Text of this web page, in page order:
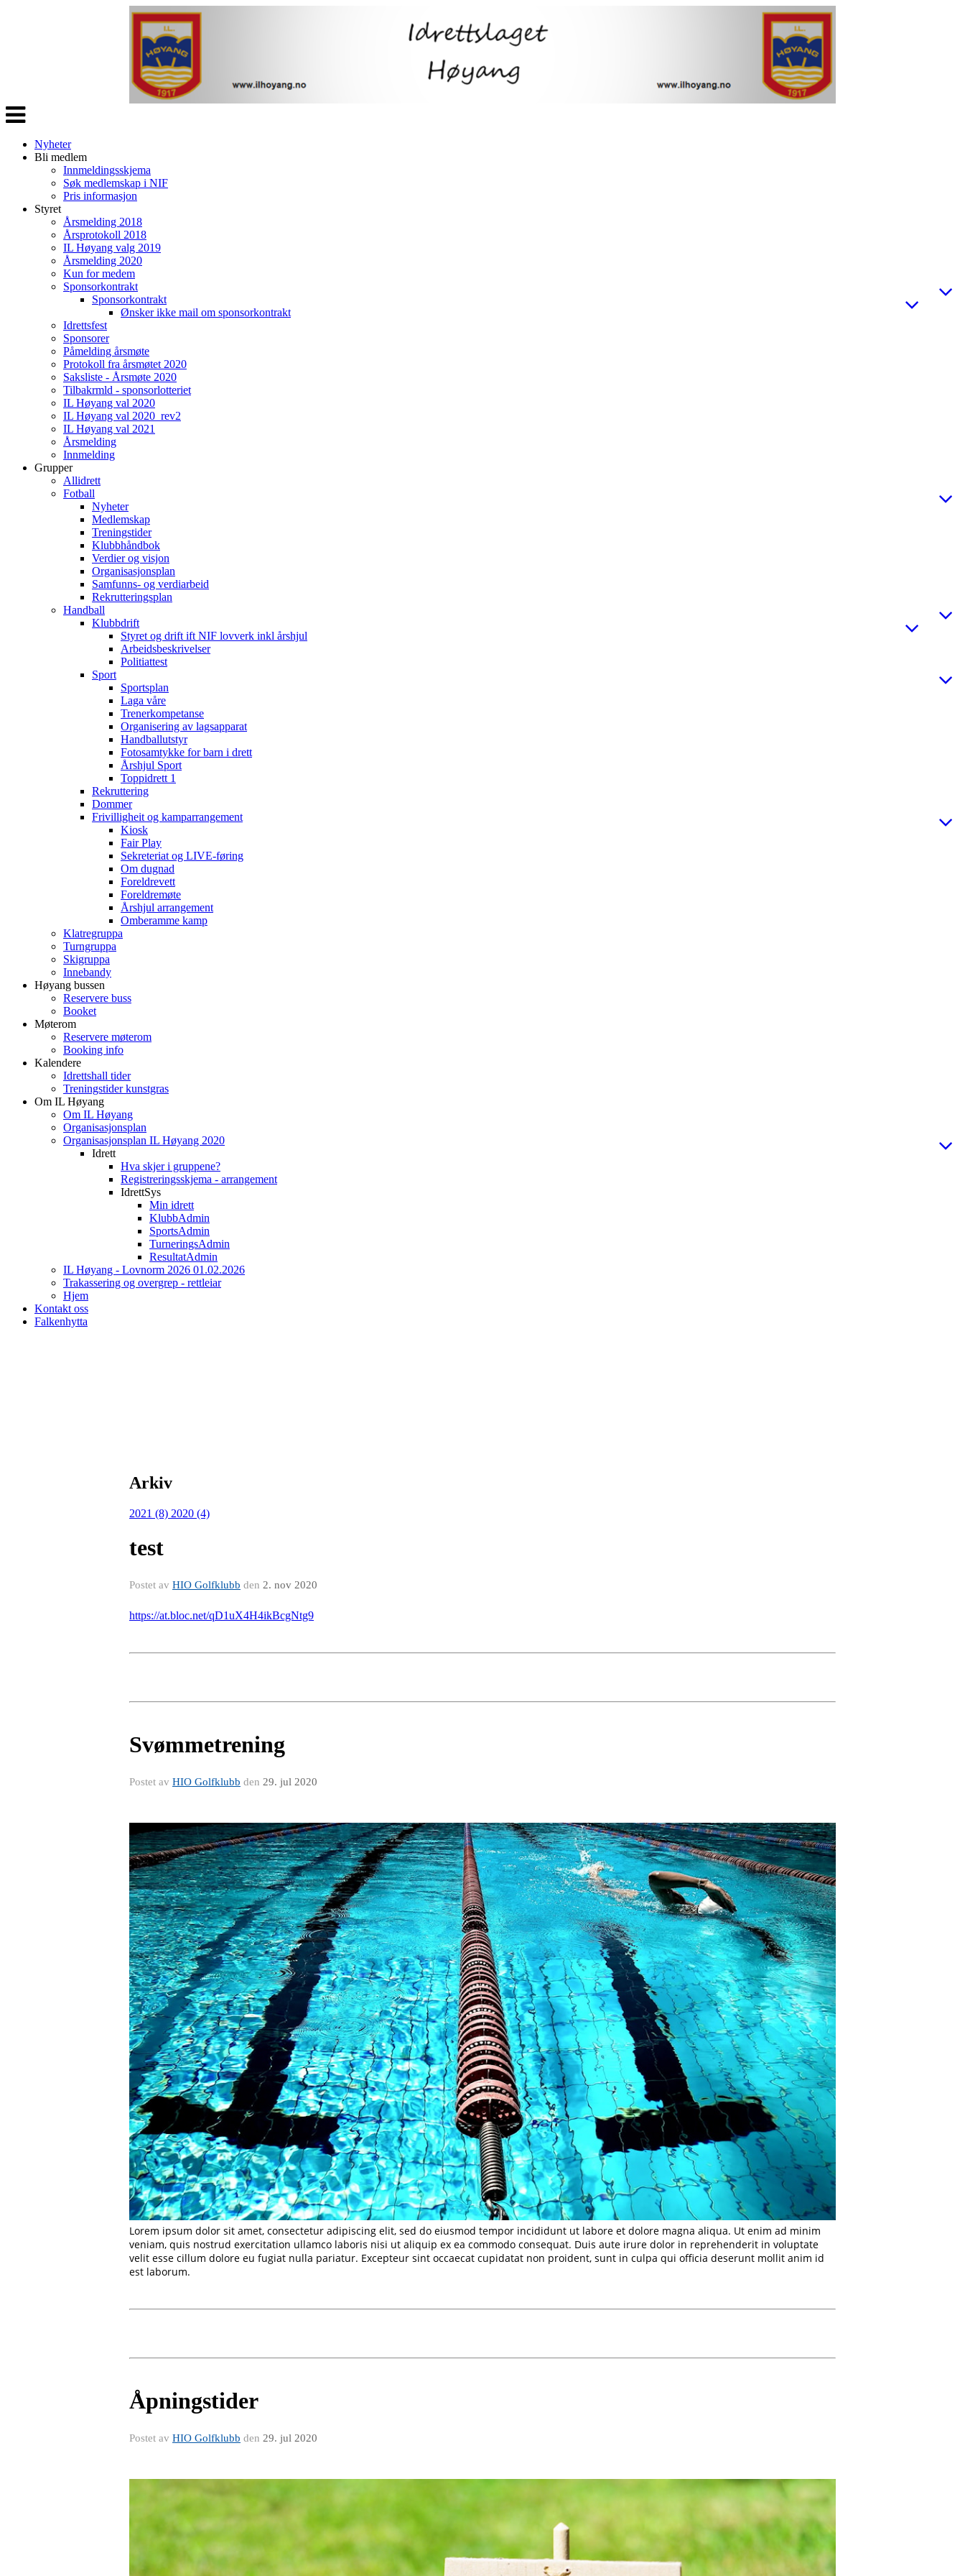
Veksle
navigasjon
Nyheter
Bli medlem
Innmeldingsskjema
Søk medlemskap i NIF
Pris informasjon
Styret
Årsmelding 2018
Årsprotokoll 2018
IL Høyang valg 2019
Årsmelding 2020
Kun for medem
Sponsorkontrakt
Sponsorkontrakt
Ønsker ikke mail om sponsorkontrakt
Idrettsfest
Sponsorer
Påmelding årsmøte
Protokoll fra årsmøtet 2020
Saksliste - Årsmøte 2020
Tilbakrmld - sponsorlotteriet
IL Høyang val 2020
IL Høyang val 2020_rev2
IL Høyang val 2021
Årsmelding
Innmelding
Grupper
Allidrett
Fotball
Nyheter
Medlemskap
Treningstider
Klubbhåndbok
Verdier og visjon
Organisasjonsplan
Samfunns- og verdiarbeid
Rekrutteringsplan
Handball
Klubbdrift
Styret og drift ift NIF lovverk inkl årshjul
Arbeidsbeskrivelser
Politiattest
Sport
Sportsplan
Laga våre
Trenerkompetanse
Organisering av lagsapparat
Handballutstyr
Fotosamtykke for barn i drett
Årshjul Sport
Toppidrett 1
Rekruttering
Dommer
Frivilligheit og kamparrangement
Kiosk
Fair Play
Sekreteriat og LIVE-føring
Om dugnad
Foreldrevett
Foreldremøte
Årshjul arrangement
Omberamme kamp
Klatregruppa
Turngruppa
Skigruppa
Innebandy
Høyang bussen
Reservere buss
Booket
Møterom
Reservere møterom
Booking info
Kalendere
Idrettshall tider
Treningstider kunstgras
Om IL Høyang
Om IL Høyang
Organisasjonsplan
Organisasjonsplan IL Høyang 2020
Idrett
Hva skjer i gruppene?
Registreringsskjema - arrangement
IdrettSys
Min idrett
KlubbAdmin
SportsAdmin
TurneringsAdmin
ResultatAdmin
IL Høyang - Lovnorm 2026 01.02.2026
Trakassering og overgrep - rettleiar
Hjem
Kontakt oss
Falkenhytta
Arkiv
2021 (8) 2020 (4)
test
Postet av HIO Golfklubb den 2. nov 2020
https://at.bloc.net/qD1uX4H4ikBcgNtg9
Svømmetrening
Postet av HIO Golfklubb den 29. jul 2020
Lorem ipsum dolor sit amet, consectetur adipiscing elit, sed do eiusmod tempor incididunt ut labore et dolore magna aliqua. Ut enim ad minim
veniam, quis nostrud exercitation ullamco laboris nisi ut aliquip ex ea commodo consequat. Duis aute irure dolor in reprehenderit in voluptate
velit esse cillum dolore eu fugiat nulla pariatur. Excepteur sint occaecat cupidatat non proident, sunt in culpa qui officia deserunt mollit anim id
est laborum.
Åpningstider
Postet av HIO Golfklubb den 29. jul 2020